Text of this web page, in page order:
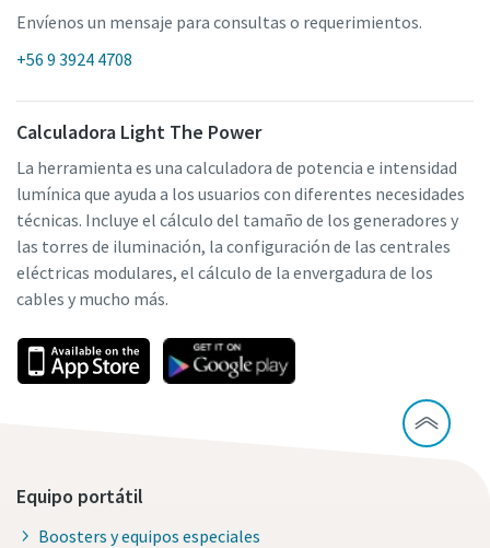
Envíenos un mensaje para consultas o requerimientos.
+56 9 3924 4708
Calculadora Light The Power
La herramienta es una calculadora de potencia e intensidad
lumínica que ayuda a los usuarios con diferentes necesidades
técnicas. Incluye el cálculo del tamaño de los generadores y
las torres de iluminación, la configuración de las centrales
eléctricas modulares, el cálculo de la envergadura de los
cables y mucho más.
Equipo portátil
Boosters y equipos especiales